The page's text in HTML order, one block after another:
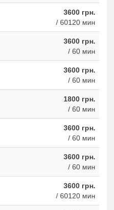
3600 грн.
/ 60120 мин
3600 грн.
/ 60 мин
3600 грн.
/ 60 мин
1800 грн.
/ 60 мин
3600 грн.
/ 60 мин
3600 грн.
/ 60 мин
3600 грн.
/ 60120 мин